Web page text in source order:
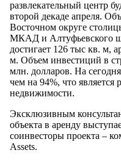
развлекательный центр
второй декаде апреля.
Восточном округе
МКАД и Алтуфьевского
достигает 126 тыс кв. м,
м. Объем инвестиций в
млн. долларов. На
чем на 94%, что является
недвижимости.
Эксклюзивным
объекта в аренду
соинвесторы проекта –
Assets.